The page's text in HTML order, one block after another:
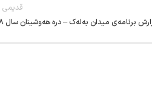
قدیمی
برنامه‌ي میدان به‌له‌ک – دره هه‌وشينان سال 88